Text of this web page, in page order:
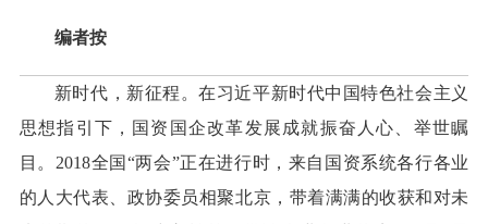
编者按
新时代，新征程。在习近平新时代中国特色社会主义
思想指引下，国资国企改革发展成就振奋人心、举世瞩
目。2018全国“两会”正在进行时，来自国资系统各行各业
的人大代表、政协委员相聚北京，带着满满的收获和对未